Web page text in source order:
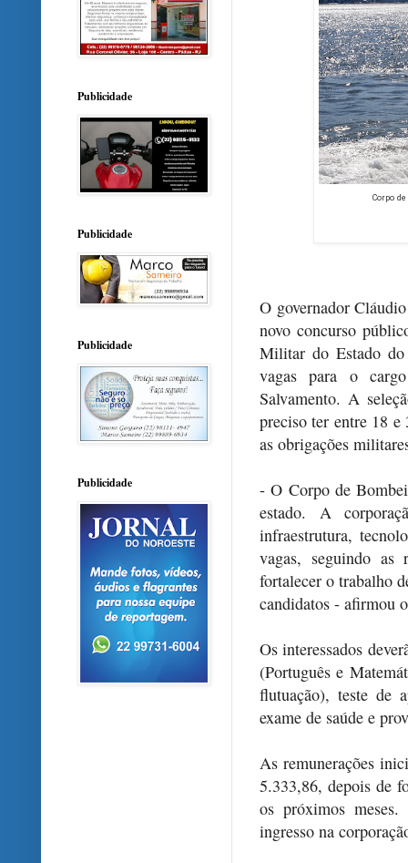
Corpo
O governador
novo concurso
Militar do Estado do
vagas para o
Salvamento. A
preciso ter entre 18
as obrigações
- O Corpo de
estado. A
infraestrutura,
vagas, seguindo as
fortalecer o trabalho
candidatos - afirmou
Os interessados
(Português e
flutuação), teste de
exame de saúde e
As remunerações
5.333,86, depois de
os próximos
ingresso na
Publicidade
Publicidade
Publicidade
Publicidade